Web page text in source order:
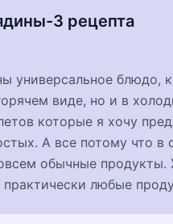
3 рецепта
универсальное блюдо,
виде, но и в
которые я хочу
А все потому что в
обычные продукты.
любые